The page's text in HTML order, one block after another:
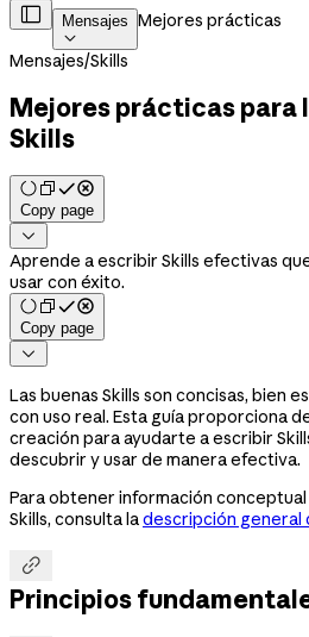
 Mensajes

Mejores prácticas
Mensajes/Skills
Mejores prácticas para
Skills
Copy page

Aprende a escribir Skills efectivas
usar con éxito.
Copy page

Las buenas Skills son concisas, bien
con uso real. Esta guía proporciona
creación para ayudarte a escribir
descubrir y usar de manera efectiva.
Para obtener información
Skills, consulta ladescripción general

Principios